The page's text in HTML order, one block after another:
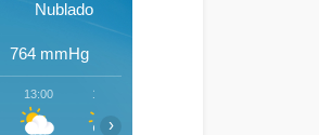
Nublado
764 mmHg
13:00 14:00
›